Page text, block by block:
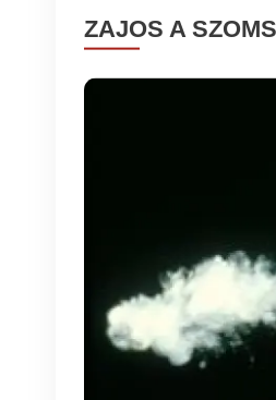
ZAJOS A